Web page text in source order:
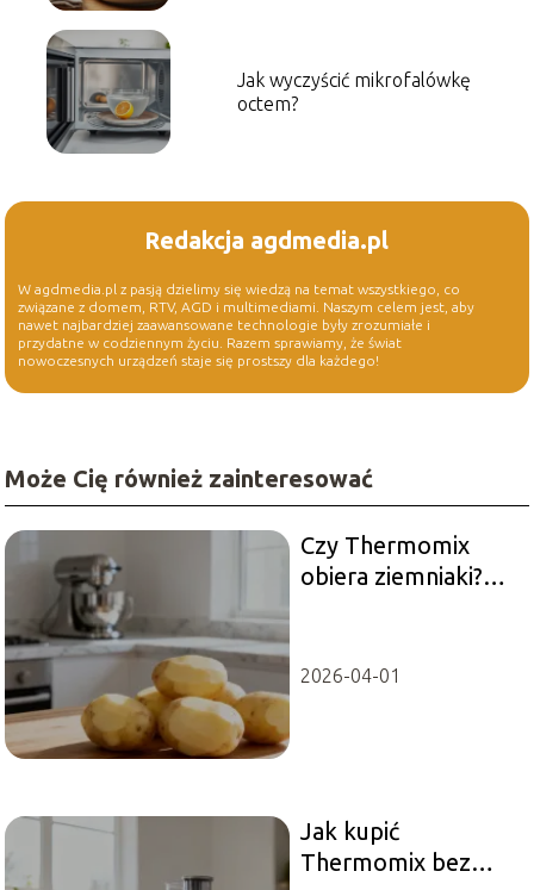
Jak wyczyścić mikrofalówkę
octem?
Redakcja agdmedia.pl
W agdmedia.pl z pasją dzielimy się wiedzą na temat wszystkiego, co
związane z domem, RTV, AGD i multimediami. Naszym celem jest, aby
nawet najbardziej zaawansowane technologie były zrozumiałe i
przydatne w codziennym życiu. Razem sprawiamy, że świat
nowoczesnych urządzeń staje się prostszy dla każdego!
Może Cię również zainteresować
Czy Thermomix
obiera ziemniaki?
2026-04-01
Jak kupić
Thermomix bez